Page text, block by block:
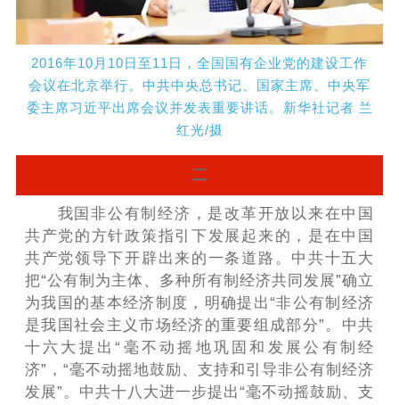
2016年10月10日至11日，全国国有企业党的建设工作
会议在北京举行。中共中央总书记、国家主席、中央军
委主席习近平出席会议并发表重要讲话。新华社记者 兰
红光/摄
二
我国非公有制经济，是改革开放以来在中国
共产党的方针政策指引下发展起来的，是在中国
共产党领导下开辟出来的一条道路。中共十五大
把“公有制为主体、多种所有制经济共同发展”确立
为我国的基本经济制度，明确提出“非公有制经济
是我国社会主义市场经济的重要组成部分”。中共
十六大提出“毫不动摇地巩固和发展公有制经
济”，“毫不动摇地鼓励、支持和引导非公有制经济
发展”。中共十八大进一步提出“毫不动摇鼓励、支